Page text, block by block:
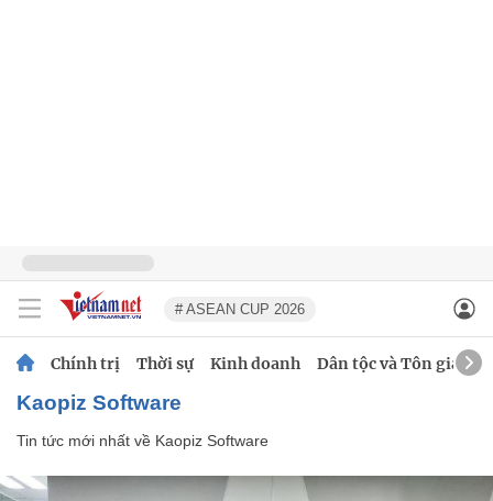
# ASEAN CUP 2026
Chính trị Thời sự Kinh doanh Dân tộc và Tôn giáo
Kaopiz Software
Tin tức mới nhất về Kaopiz Software